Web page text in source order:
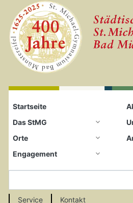
Zum Seiteninhalt springen
Startseite
Startseite
Das StMG
Orte
Engagement
Service Kontakt